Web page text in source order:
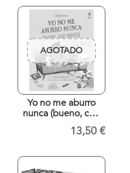
AGOTADO
Yo no me aburro
nunca (bueno, casi
nunca)13,50 €